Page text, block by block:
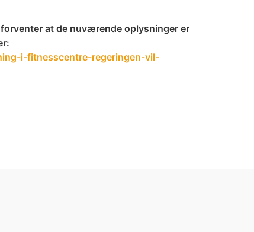
at de nuværende oplysninger er
i-fitnesscentre-regeringen-vil-